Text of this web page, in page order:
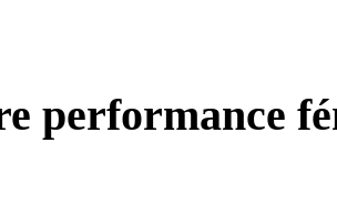
performance